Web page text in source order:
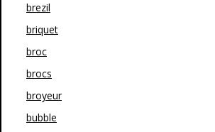
brezil
briquet
broc
brocs
broyeur
bubble